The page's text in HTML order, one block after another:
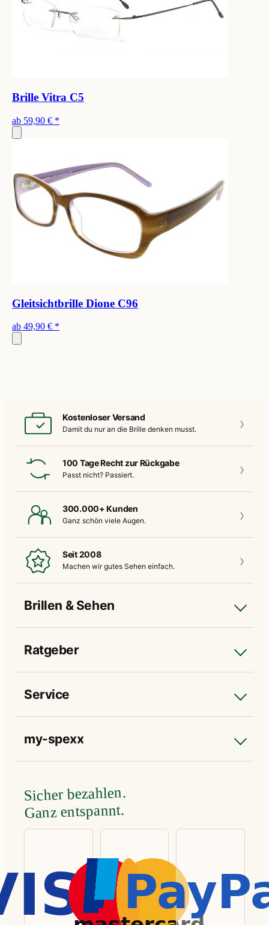
Brille Vitra C5
ab 59,90 € *
Gleitsichtbrille Dione C96
ab 49,90 € *
Kostenloser Versand
Damit du nur an die Brille denken musst.
100 Tage Recht zur Rückgabe
Passt nicht? Passiert.
300.000+ Kunden
Ganz schön viele Augen.
Seit 2008
Machen wir gutes Sehen einfach.
Brillen & Sehen
Ratgeber
Service
my-spexx
Sicher bezahlen.
Ganz entspannt.